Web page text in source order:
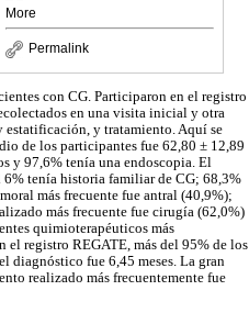
More
Permalink
con CG. Participaron en el registro
en una visita inicial y otra
estatificación, y tratamiento. Aquí se
de los participantes fue 62,80 ± 12,89
y 97,6% tenía una endoscopia. El
6% tenía historia familiar de CG; 68,3%
más frecuente fue antral (40,9%);
más frecuente fue cirugía (62,0%)
quimioterapéuticos más
el registro REGATE, más del 95% de los
diagnóstico fue 6,45 meses. La gran
realizado más frecuentemente fue